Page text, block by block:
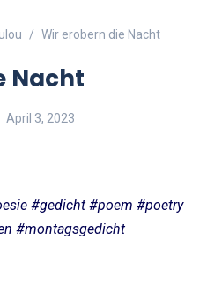
Wir erobern die Nacht
Nacht
April 3, 2023
#gedicht #poem #poetry
#montagsgedicht